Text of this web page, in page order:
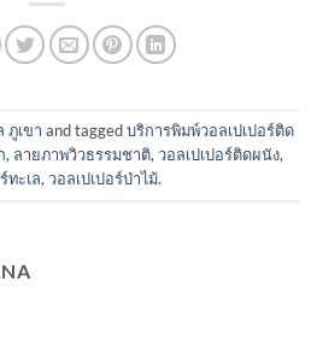
ภูเขา and taggedบริการพิมพ์วอลเปเปอร์ติด
, ลายภาพวิวธรรมชาติ,วอลเปเปอร์ติดผนัง,
ทะเล,วอลเปเปอร์ป่าไม้.